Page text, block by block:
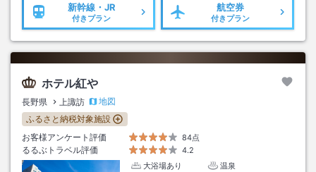
新幹線・JR
付きプラン
航空券
付きプラン
ホテル紅や
長野県 上諏訪
地図
ふるさと納税対象施設
お客様アンケート評価
84点
るるぶトラベル評価
4.2
大浴場あり
温泉